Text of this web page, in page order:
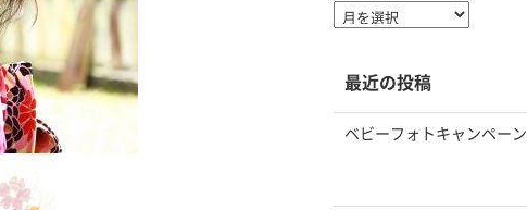
ア
ー
イ
ブ
最近の投稿
ベビーフォトキャンペーン